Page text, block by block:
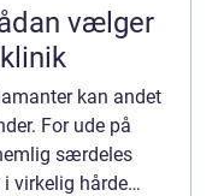
kan andet
For ude på
særdeles
virkelig hårde